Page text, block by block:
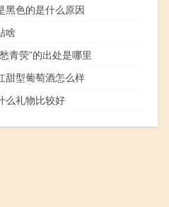
黑色的是什么原因
啥
青荧”的出处是哪里
甜型葡萄酒怎么样
么礼物比较好